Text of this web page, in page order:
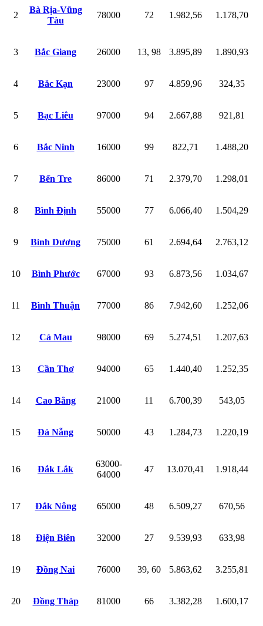
2
Bà Rịa-Vũng
Tàu
78000 72 1.982,56 1.178,70
3 Bắc Giang 26000 13, 98 3.895,89 1.890,93
4 Bắc Kạn 23000 97 4.859,96 324,35
5 Bạc Liêu 97000 94 2.667,88 921,81
6 Bắc Ninh 16000 99 822,71 1.488,20
7 Bến Tre 86000 71 2.379,70 1.298,01
8 Bình Định 55000 77 6.066,40 1.504,29
9 Bình Dương 75000 61 2.694,64 2.763,12
10 Bình Phước 67000 93 6.873,56 1.034,67
11 Bình Thuận 77000 86 7.942,60 1.252,06
12 Cà Mau 98000 69 5.274,51 1.207,63
13 Cần Thơ 94000 65 1.440,40 1.252,35
14 Cao Bằng 21000 11 6.700,39 543,05
15 Đà Nẵng 50000 43 1.284,73 1.220,19
16 Đắk Lắk
63000-
64000
47 13.070,41 1.918,44
17 Đắk Nông 65000 48 6.509,27 670,56
18 Điện Biên 32000 27 9.539,93 633,98
19 Đồng Nai 76000 39, 60 5.863,62 3.255,81
20 Đồng Tháp 81000 66 3.382,28 1.600,17